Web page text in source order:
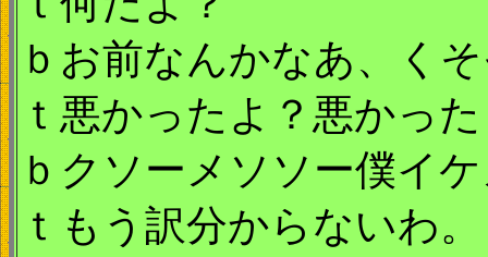
ｂお前なんかなあ、く
ｔ悪かったよ？悪かっ
ｂクソーメソソー僕イ
ｔもう訳分からないわ。